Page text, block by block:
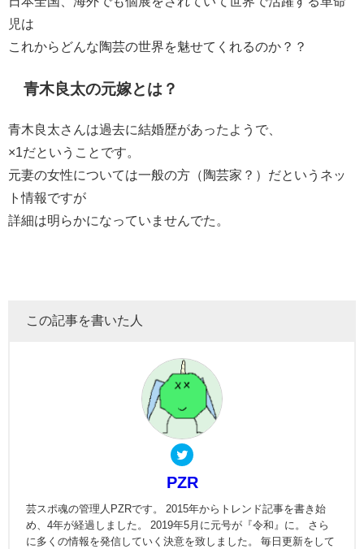
児は
これからどんな陶芸の世界を魅せてくれるのか？？
青木良太の元嫁とは？
青木良太さんは過去に結婚歴があったようで、
×1だということです。
元妻の女性については一般の方（陶芸家？）だというネッ
ト情報ですが
詳細は明らかになっていませんでた。
この記事を書いた人
PZR
芸スポ魂の管理人PZRです。 2015年からトレンド記事を書き始
め、4年が経過しました。 2019年5月に元号が『令和』に。 さら
に多くの情報を発信していく決意を致しました。 毎日更新をして